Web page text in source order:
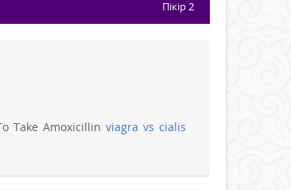
Пікір2
Take Amoxicillin viagra vs cialis